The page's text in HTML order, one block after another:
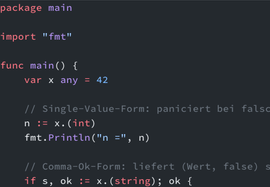
package main
import "fmt"
func main () {
    var
x any = 42
// Single-Value-Form: paniciert bei
    n
:= x.(int)
    fmt.
Println ( "n =" , n)
// Comma-Ok-Form: liefert (Wert, false)
    if
s, ok := x.(string); ok {